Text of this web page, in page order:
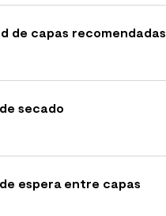
de capas recomendadas
secado
espera entre capas